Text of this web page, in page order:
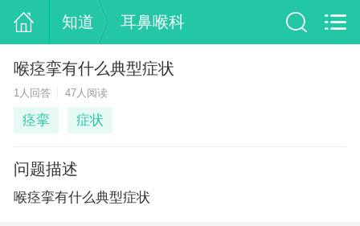
知道 耳鼻喉科
喉痉挛有什么典型症状
1人回答 47人阅读
痉挛 症状
问题描述
喉痉挛有什么典型症状